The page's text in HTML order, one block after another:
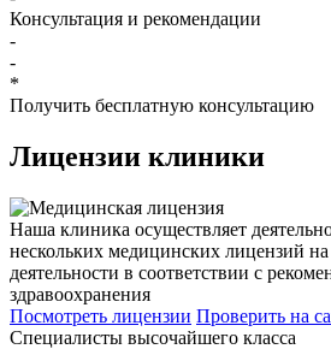
Консультация и рекомендации
-
-
*
Получить бесплатную консультацию
Лицензии клиники
Наша клиника осуществляет
нескольких медицинских лицензий
деятельности в соответствии с
здравоохранения
Посмотреть лицензии Проверить на
Специалисты высочайшего класса